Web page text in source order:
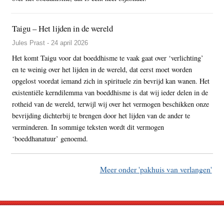
Taigu – Het lijden in de wereld
Jules Prast - 24 april 2026
Het komt Taigu voor dat boeddhisme te vaak gaat over ‘verlichting’
en te weinig over het lijden in de wereld, dat eerst moet worden
opgelost voordat iemand zich in spirituele zin bevrijd kan wanen. Het
existentiële kerndilemma van boeddhisme is dat wij ieder delen in de
rotheid van de wereld, terwijl wij over het vermogen beschikken onze
bevrijding dichterbij te brengen door het lijden van de ander te
verminderen. In sommige teksten wordt dit vermogen
‘boeddhanatuur’ genoemd.
Meer onder 'pakhuis van verlangen'